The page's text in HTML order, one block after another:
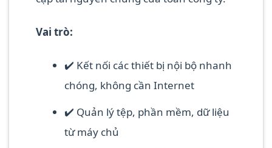
Vai trò:
✔️ Kết nối các thiết bị nội bộ nhanh
chóng, không cần Internet
✔️ Quản lý tệp, phần mềm, dữ liệu
từ máy chủ